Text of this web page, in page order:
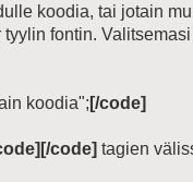
koodia, tai jotain
fontin.
koodia"; [/code]
code] tagien